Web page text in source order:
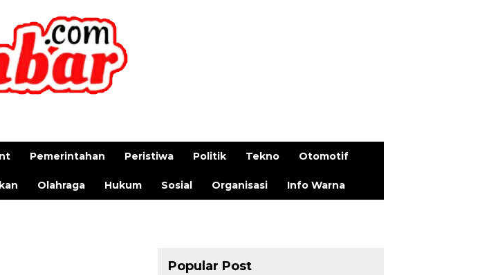
Pemerintahan Peristiwa Politik Tekno Otomotif
Olahraga Hukum Sosial Organisasi Info Warna
Popular Post